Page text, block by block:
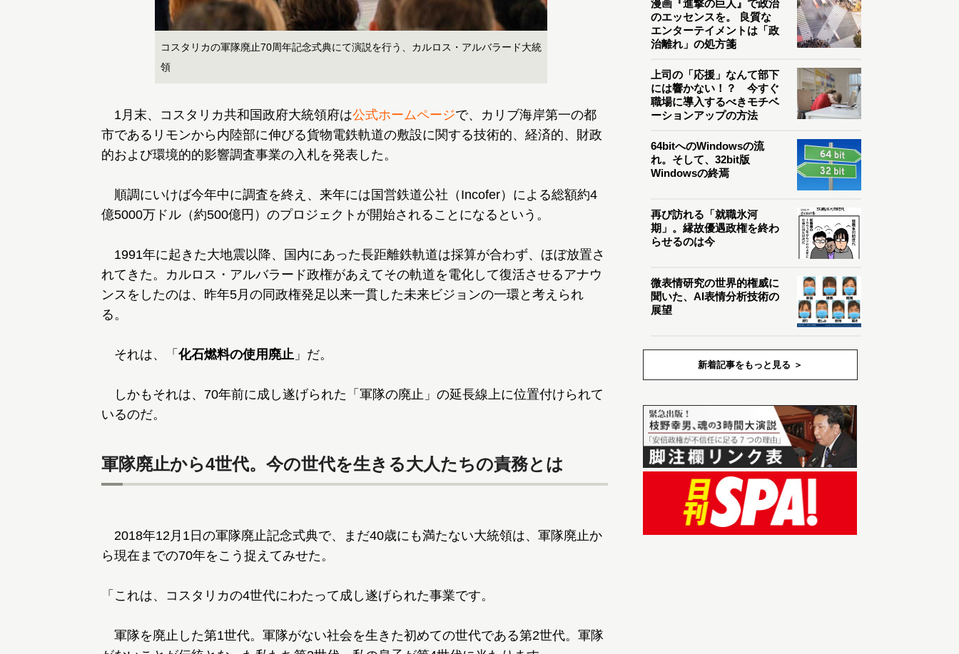
コスタリカの軍隊廃止70周年記念式典にて演説を行う、カルロス・アルバラード大統
領
1月末、コスタリカ共和国政府大統領府は公式ホームページで、カリブ海岸第一の都
市であるリモンから内陸部に伸びる貨物電鉄軌道の敷設に関する技術的、経済的、財政
的および環境的的影響調査事業の入札を発表した。
順調にいけば今年中に調査を終え、来年には国営鉄道公社（Incofer）による総額約4
億5000万ドル（約500億円）のプロジェクトが開始されることになるという。
1991年に起きた大地震以降、国内にあった長距離鉄軌道は採算が合わず、ほぼ放置さ
れてきた。カルロス・アルバラード政権があえてその軌道を電化して復活させるアナウ
ンスをしたのは、昨年5月の同政権発足以来一貫した未来ビジョンの一環と考えられ
る。
それは、「 化石燃料の使用廃止 」だ。
しかもそれは、70年前に成し遂げられた「軍隊の廃止」の延長線上に位置付けられて
いるのだ。
軍隊廃止から4世代。今の世代を生きる大人たちの責務とは
2018年12月1日の軍隊廃止記念式典で、まだ40歳にも満たない大統領は、軍隊廃止か
ら現在までの70年をこう捉えてみせた。
「これは、コスタリカの4世代にわたって成し遂げられた事業です。
軍隊を廃止した第1世代。軍隊がない社会を生きた初めての世代である第2世代。軍隊
漫画『進撃の巨人』で政治
のエッセンスを。 良質な
エンターテイメントは「政
治離れ」の処方箋
上司の「応援」なんて部下
には響かない！？ 今すぐ
職場に導入するべきモチベ
ーションアップの方法
64bitへのWindowsの流
れ。そして、32bit版
Windowsの終焉
再び訪れる「就職氷河
期」。縁故優遇政権を終わ
らせるのは今
微表情研究の世界的権威に
聞いた、AI表情分析技術の
展望
新着記事をもっと見る